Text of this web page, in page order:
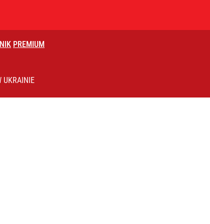
PREMIUM
pokazuje nastroje Ukraińców
UKRAINIE